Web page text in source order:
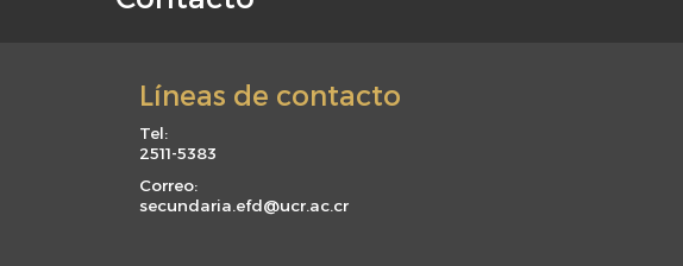
F
Líneas de contacto
Tel:
2511-5383
Correo:
secundaria.efd@ucr.ac.cr